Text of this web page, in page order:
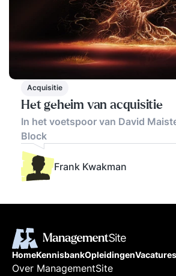
Acquisitie
Het geheim van acquisitie
In het voetspoor van David
Block
Frank Kwakman
HomeKennisbankOpleidingenVacatures
Over ManagementSite